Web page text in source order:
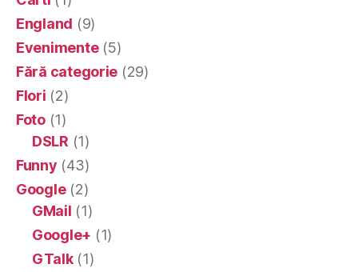
England (9)
Evenimente(5)
Fără categorie (29)
Flori (2)
Foto(1)
DSLR (1)
Funny (43)
Google(2)
GMail (1)
Google+ (1)
GTalk(1)